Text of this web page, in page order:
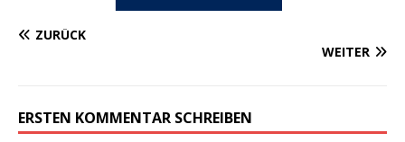
ZURÜCK
WEITER
ERSTEN KOMMENTAR SCHREIBEN